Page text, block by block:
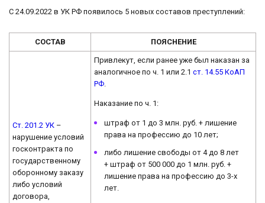
С 24.09.2022 в УК РФ появилось 5 новых составов преступлений:
СОСТАВ ПОЯСНЕНИЕ
Ст. 201.2 УК –
нарушение условий
госконтракта по
государственному
оборонному заказу
либо условий
договора,
Привлекут, если ранее уже был наказан за
аналогичное по ч. 1 или 2.1ст. 14.55 КоАП
РФ.
Наказание по ч. 1:
штраф от 1 до 3 млн. руб. + лишение
права на профессию до 10 лет;
либо лишение свободы от 4 до 8 лет
+ штраф от 500 000 до 1 млн. руб. +
лишение права на профессию до 3-х
лет.